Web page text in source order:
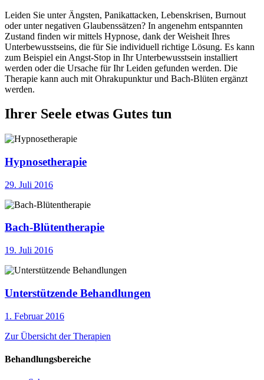
Leiden Sie unter Ängsten, Panikattacken, Lebenskrisen, Burnout
oder unter negativen Glaubenssätzen? In angenehm entspannten
Zustand finden wir mittels Hypnose, dank der Weisheit Ihres
Unterbewusstseins, die für Sie individuell richtige Lösung. Es kann
zum Beispiel ein Angst-Stop in Ihr Unterbewusstsein installiert
werden oder die Ursache für Ihr Leiden gefunden werden. Die
Therapie kann auch mit Ohrakupunktur und Bach-Blüten ergänzt
werden.
Ihrer Seele etwas Gutes tun
Hypnosetherapie
29. Juli 2016
Bach-Blütentherapie
19. Juli 2016
Unterstützende Behandlungen
1. Februar 2016
Zur Übersicht der Therapien
Behandlungsbereiche